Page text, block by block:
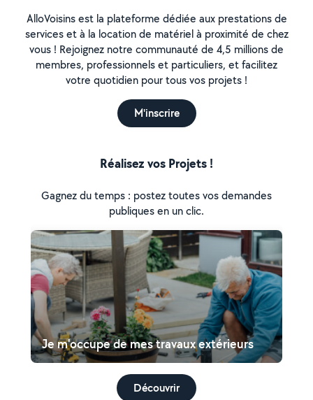
AlloVoisins est la plateforme dédiée aux prestations de
services et à la location de matériel à proximité de chez
vous ! Rejoignez notre communauté de 4,5 millions de
membres, professionnels et particuliers, et facilitez
votre quotidien pour tous vos projets !
M'inscrire
Réalisez vos Projets !
Gagnez du temps : postez toutes vos demandes
publiques en un clic.
Je m'occupe de mes travaux extérieurs
Découvrir